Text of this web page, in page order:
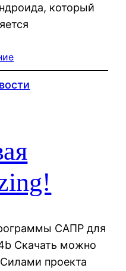
который
САПР для
Скачать можно
проекта